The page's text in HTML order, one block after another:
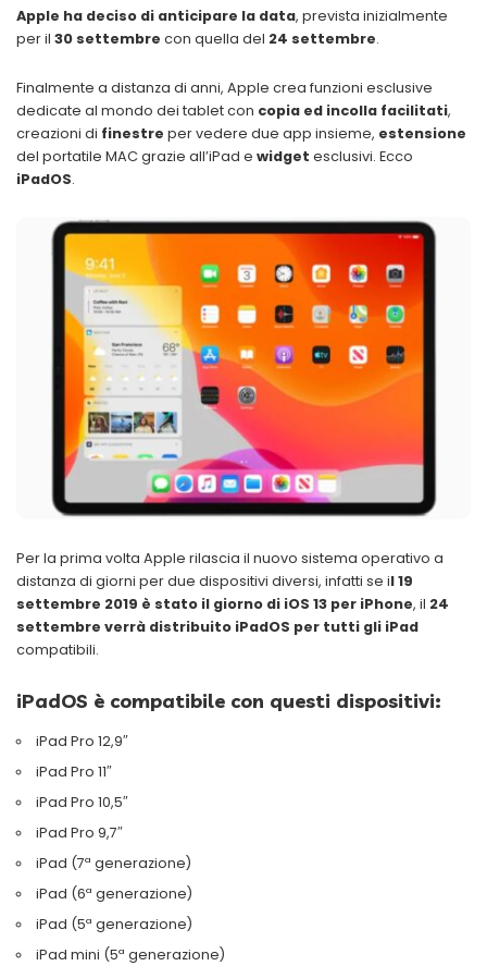
Apple ha deciso di anticipare la data, prevista inizialmente
per il 30 settembre con quella del 24 settembre.
Finalmente a distanza di anni, Apple crea funzioni esclusive
dedicate al mondo dei tablet con copia ed incolla facilitati,
creazioni di finestre per vedere due app insieme, estensione
del portatile MAC grazie all’iPad e widget esclusivi. Ecco
iPadOS.
Per la prima volta Apple rilascia il nuovo sistema operativo a
distanza di giorni per due dispositivi diversi, infatti se il 19
settembre 2019 è stato il giorno di iOS 13 per iPhone, il 24
settembre verrà distribuito iPadOS per tutti gli iPad
compatibili.
iPadOS è compatibile con questi dispositivi:
iPad Pro 12,9″
iPad Pro 11″
iPad Pro 10,5″
iPad Pro 9,7″
iPad (7ª generazione)
iPad (6ª generazione)
iPad (5ª generazione)
iPad mini (5ª generazione)